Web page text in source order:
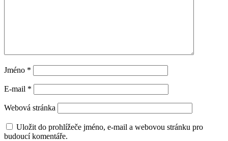
Jméno *
E-mail *
Webová stránka
Uložit do prohlížeče jméno, e-mail a webovou stránku pro
budoucí komentáře.